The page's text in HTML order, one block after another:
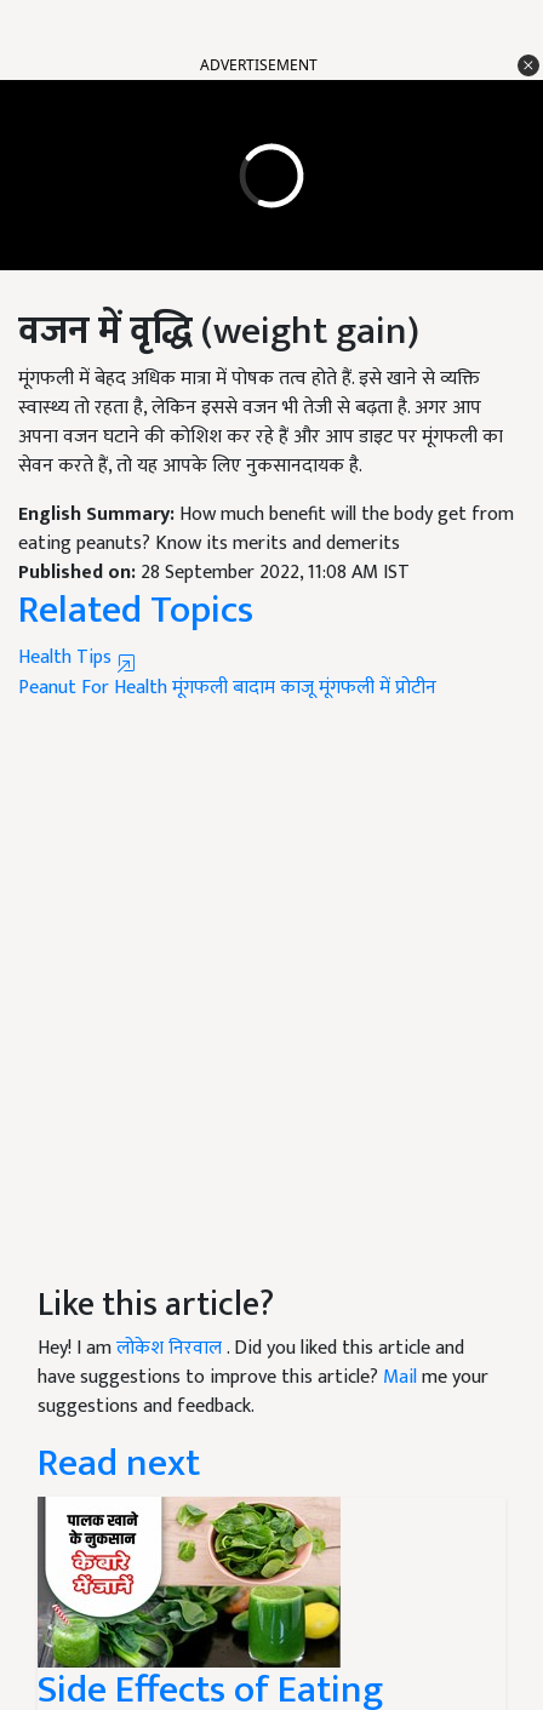
ADVERTISEMENT
वजन में वृद्धि(weight gain)
मूंगफली में बेहद अधिक मात्रा में पोषक तत्व होते हैं. इसे खाने से व्यक्ति
स्वास्थ्य तो रहता है, लेकिन इससे वजन भी तेजी से बढ़ता है. अगर आप
अपना वजन घटाने की कोशिश कर रहे हैं और आप डाइट पर मूंगफली का
सेवन करते हैं, तो यह आपके लिए नुकसानदायक है.
English Summary:How much benefit will the body get from
eating peanuts? Know its merits and demerits
Published on:28 September 2022, 11:08 AM IST
Related Topics
Health Tips
Peanut For Healthमूंगफलीबादामकाजूमूंगफली में प्रोटीन
Like this article?
Hey! I amलोकेश निरवाल. Did you liked this article and
have suggestions to improve this article? Mailme your
suggestions and feedback.
Read next
Side Effects of Eating